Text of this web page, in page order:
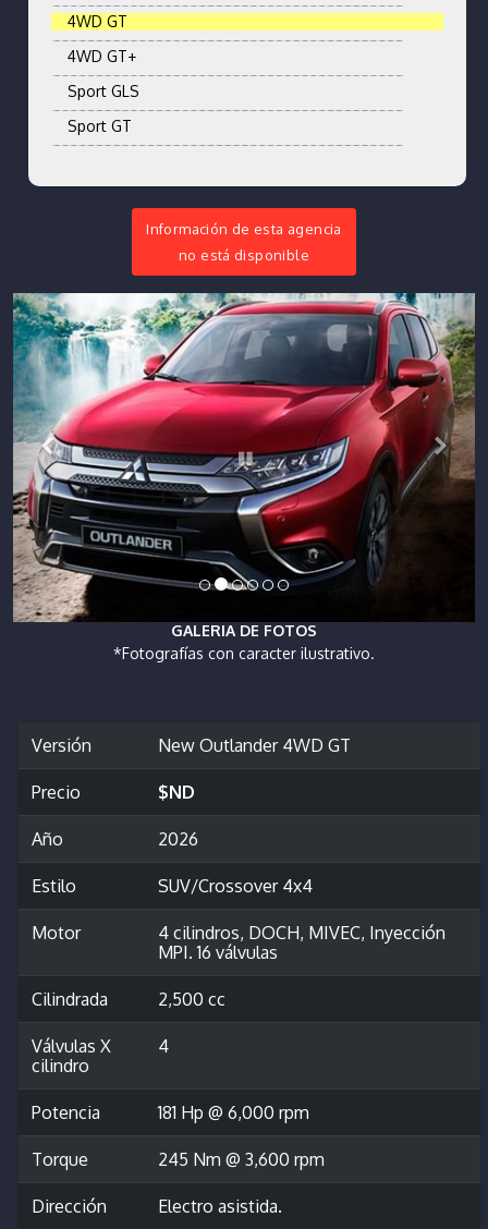
4WD GT
4WD GT+
Sport GLS
Sport GT
Información de esta agencia
no está disponible
GALERIA DE FOTOS
*Fotografías con caracter ilustrativo.
Versión New Outlander 4WD GT
Precio $ND
Año 2026
Estilo SUV/Crossover 4x4
Motor
4 cilindros, DOCH, MIVEC, Inyección
MPI. 16 válvulas
Cilindrada 2,500 cc
Válvulas X
cilindro
4
Potencia 181 Hp @ 6,000 rpm
Torque 245 Nm @ 3,600 rpm
Dirección Electro asistida.